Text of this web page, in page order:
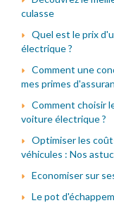
culasse
Quel est le prix
électrique ?
Comment une
mes primes
Comment choisir
voiture électrique ?
Optimiser les
véhicules : Nos
Economiser sur
Le pot